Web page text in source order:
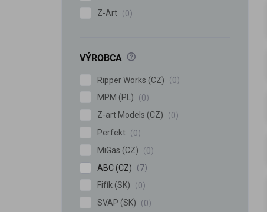
Z-Art
0
VÝROBCA ?
Ripper Works (CZ)
0
MPM (PL)
0
Z-art Models (CZ)
0
Perfekt
0
MiGas (CZ)
0
ABC (CZ)
7
Fifík (SK)
0
SVAP (SK)
0